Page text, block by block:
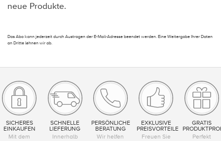
neue Produkte.
Das Abo kann jederzeit durch Austragen der E-Mail-Adresse beendet werden. Eine Weitergabe Ihrer Daten
an Dritte lehnen wir ab.
SICHERES
EINKAUFEN
Mit dem
SCHNELLE
LIEFERUNG
Innerhalb
PERSÖNLICHE
BERATUNG
Wir helfen
EXKLUSIVE
PREISVORTEILE
Freuen Sie
GRATIS
Perfekt